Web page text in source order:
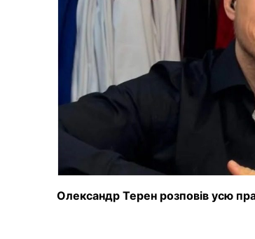
Олександр Терен розповів усю